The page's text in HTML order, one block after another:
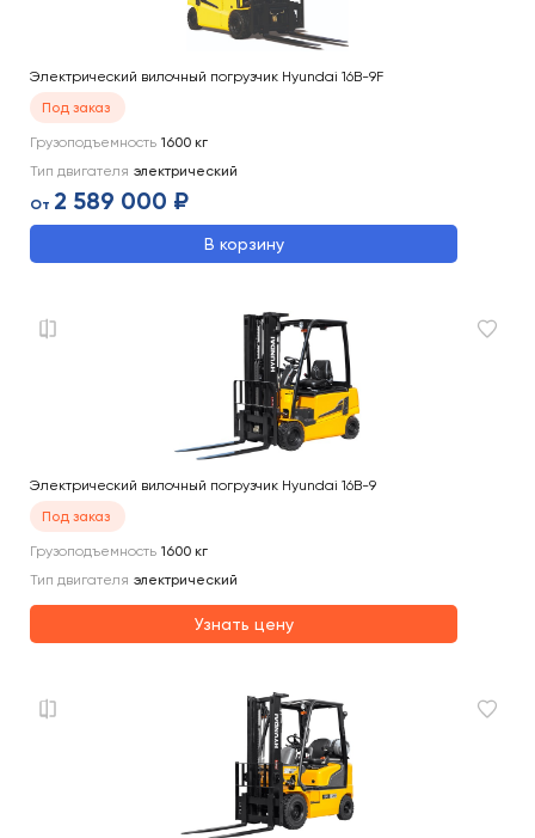
Электрический вилочный погрузчик Hyundai 16B-9F
Под заказ
Грузоподъемность 1600 кг
Тип двигателя электрический
От 2 589 000 ₽
В корзину
Электрический вилочный погрузчик Hyundai 16B-9
Под заказ
Грузоподъемность 1600 кг
Тип двигателя электрический
Узнать цену